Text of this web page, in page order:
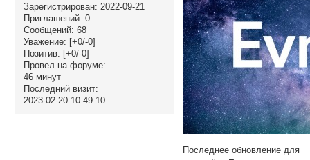
Зарегистрирован: 2022-09-21
Приглашений: 0
Сообщений: 68
Уважение: [+0/-0]
Позитив: [+0/-0]
Провел на форуме:
46 минут
Последний визит:
2023-02-20 10:49:10
Последнее обновление для